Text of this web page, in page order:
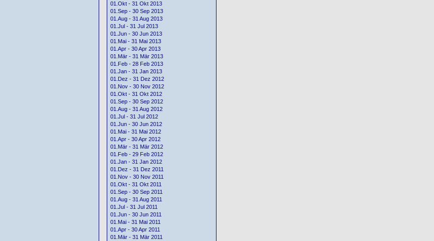
01.Okt - 31 Okt 2013
01.Sep - 30 Sep 2013
01.Aug - 31 Aug 2013
01.Jul - 31 Jul 2013
01.Jun - 30 Jun 2013
01.Mai - 31 Mai 2013
01.Apr - 30 Apr 2013
01.Mär - 31 Mär 2013
01.Feb - 28 Feb 2013
01.Jan - 31 Jan 2013
01.Dez - 31 Dez 2012
01.Nov - 30 Nov 2012
01.Okt - 31 Okt 2012
01.Sep - 30 Sep 2012
01.Aug - 31 Aug 2012
01.Jul - 31 Jul 2012
01.Jun - 30 Jun 2012
01.Mai - 31 Mai 2012
01.Apr - 30 Apr 2012
01.Mär - 31 Mär 2012
01.Feb - 29 Feb 2012
01.Jan - 31 Jan 2012
01.Dez - 31 Dez 2011
01.Nov - 30 Nov 2011
01.Okt - 31 Okt 2011
01.Sep - 30 Sep 2011
01.Aug - 31 Aug 2011
01.Jul - 31 Jul 2011
01.Jun - 30 Jun 2011
01.Mai - 31 Mai 2011
01.Apr - 30 Apr 2011
01.Mär - 31 Mär 2011